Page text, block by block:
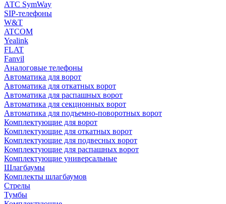
АТС SymWay
SIP-телефоны
W&T
ATCOM
Yealink
FLAT
Fanvil
Аналоговые телефоны
Автоматика для ворот
Автоматика для откатных ворот
Автоматика для распашных ворот
Автоматика для секционных ворот
Автоматика для подъемно-поворотных ворот
Комплектующие для ворот
Комплектующие для откатных ворот
Комплектующие для подвесных ворот
Комплектующие для распашных ворот
Комплектующие универсальные
Шлагбаумы
Комплекты шлагбаумов
Стрелы
Тумбы